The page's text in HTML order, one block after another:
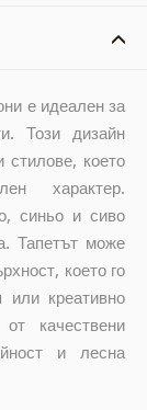
е идеален за
Този дизайн
стилове, което
характер.
синьо и сиво
Тапетът може
което го
или креативно
качествени
и лесна